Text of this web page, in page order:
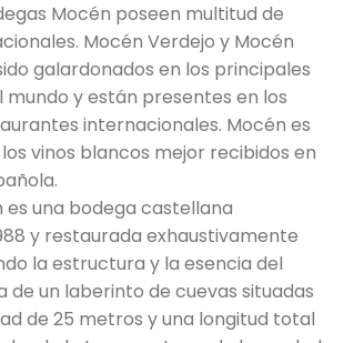
Mocén poseen multitud de
Mocén Verdejo y Mocén
galardonados en los principales
y están presentes en los
internacionales. Mocén es
vinos blancos mejor recibidos en
es una bodega castellana
y restaurada exhaustivamente
la estructura y la esencia del
de un laberinto de cuevas situadas
de 25 metros y una longitud total